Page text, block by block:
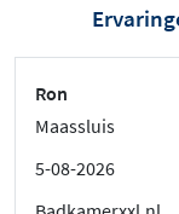
Ron
Maassluis
5-08-2026